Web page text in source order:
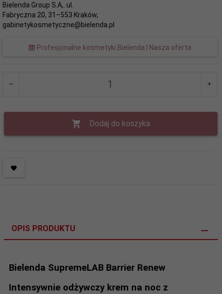
Bielenda Group S.A,. ul.
Fabryczna 20, 31–553 Kraków,
gabinetykosmetyczne@bielenda.pl
Profesjonalne kosmetyki Bielenda | Nasza oferta
Dodaj do koszyka
OPIS PRODUKTU
Bielenda SupremeLAB Barrier Renew
Intensywnie odżywczy krem na noc z